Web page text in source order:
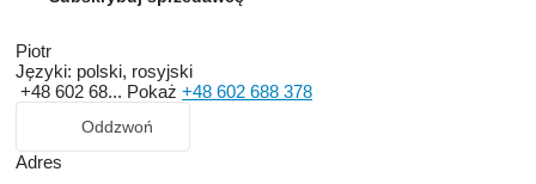
Piotr
Języki: polski, rosyjski
+48 602 68... Pokaż +48 602 688 378
Oddzwoń
Adres